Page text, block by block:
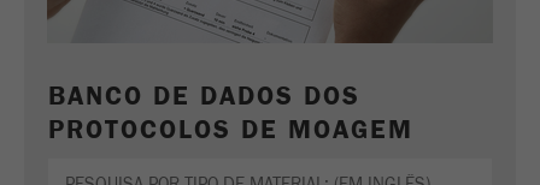
BANCO DE DADOS DOS
PROTOCOLOS DE MOAGEM